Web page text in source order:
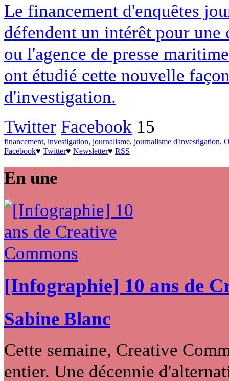
Le financement d'enquêtes
défendent un intérêt pour
ou l'agence de presse
ont étudié cette nouvelle
d'investigation.
Twitter Facebook 15
financement, investigation, journalisme, journalisme d'investigation,
Facebook♥ Twitter♥ Newsletter♥ RSS
En une
[Infographie] 10 ans de
Sabine Blanc
Cette semaine, Creative
entier. Une décennie